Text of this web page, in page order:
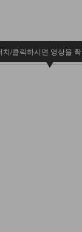
치/클릭하시면 영상을